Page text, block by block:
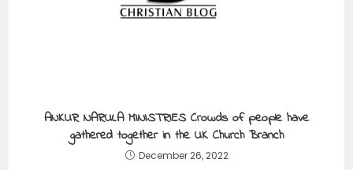
ANKUR NARULA MINISTRIES Crowds of people have
gathered together in the UK Church Branch
December 26, 2022